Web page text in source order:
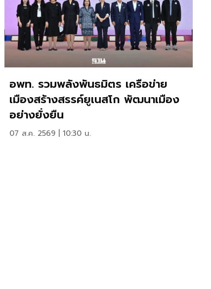
อพท. รวมพลังพันธมิตร เครือข่าย
เมืองสร้างสรรค์ยูเนสโก พัฒนาเมือง
อย่างยั่งยืน
07 ส.ค. 2569 | 10:30 น.